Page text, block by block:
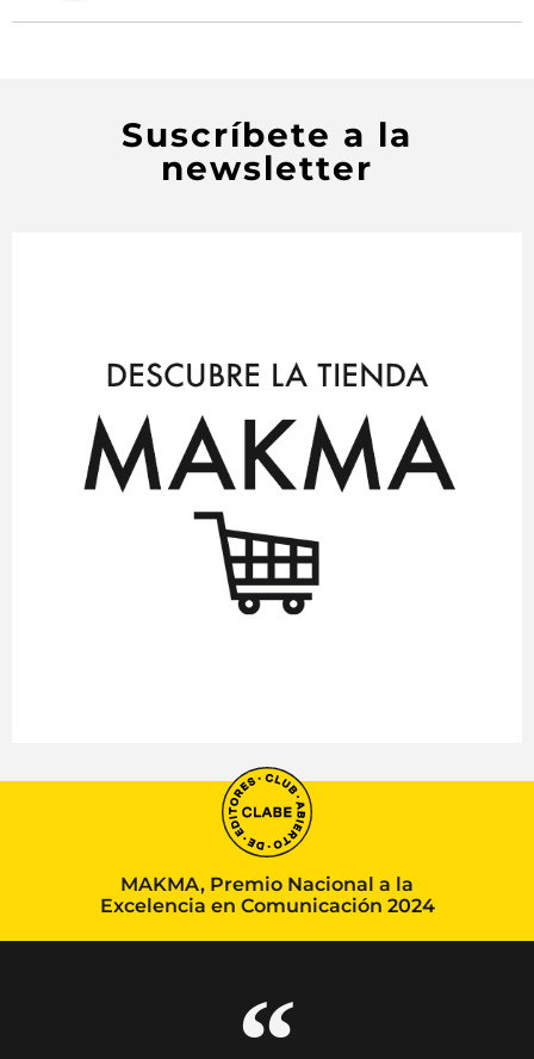
Suscríbete a la
newsletter
MAKMA, Premio Nacional a la
Excelencia en Comunicación 2024